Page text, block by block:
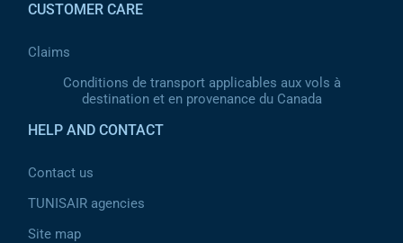
CUSTOMER CARE
Claims
Conditions de transport applicables aux vols à
destination et en provenance du Canada
HELP AND CONTACT
Contact us
TUNISAIR agencies
Site map